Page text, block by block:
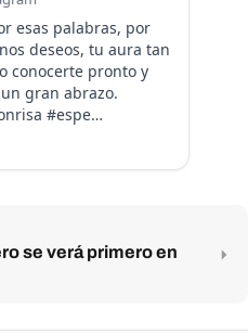
esas palabras, por
deseos, tu aura tan
conocerte pronto y
gran abrazo.
#espe…
se verá primero en